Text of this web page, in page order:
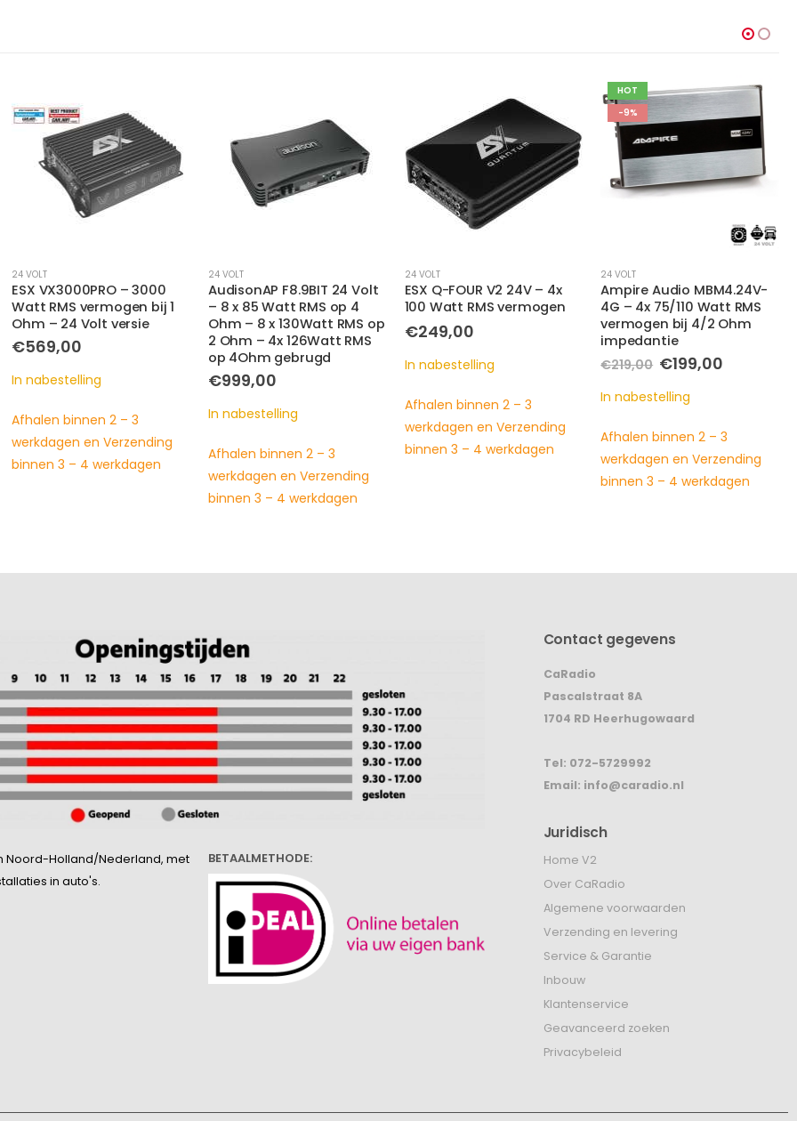
24 VOLT
AudisonAP F8.9BIT 24 Volt
– 8 x 85 Watt RMS op 4
Ohm – 8 x 130Watt RMS op
2 Ohm – 4x 126Watt RMS
op 4Ohm gebrugd
€ 999,00
In nabestelling
Afhalen binnen 2 – 3
werkdagen en Verzending
24 VOLT
ESX Q-FOUR V2 24V – 4x
100 Watt RMS vermogen
€249,00
In nabestelling
Afhalen binnen 2 – 3
werkdagen en Verzending
binnen 3 – 4 werkdagen
24 VOLT
Ampire Audio MBM4.24V-
4G – 4x 75/110 Watt RMS
vermogen bij 4/2 Ohm
impedantie
€ 219,00 Oorspronkelijke
prijs
was:
€219,00.
€199,00
is:
€199,00.
In nabestelling
Afhalen binnen 2 – 3
werkdagen en Verzending
HOT
24 VOLT
Ampire Audio MBM1.24V-
4G – 500 Watt RMS
vermogen bij 2 Ohm
impedantie
€199,00
In nabestelling
Afhalen binnen 2 – 3
werkdagen en Verzending
binnen 3 – 4 werkdagen
Noord-Holland/Nederland, met
in auto's.
BETAALMETHODE:
Contact gegevens
CaRadio
Pascalstraat 8A
1704 RD Heerhugowaard
Tel: 072-5729992
Email: info@caradio.nl
Juridisch
Home V2
Over CaRadio
Algemene voorwaarden
Verzending en levering
Service & Garantie
Inbouw
Klantenservice
Geavanceerd zoeken
Privacybeleid